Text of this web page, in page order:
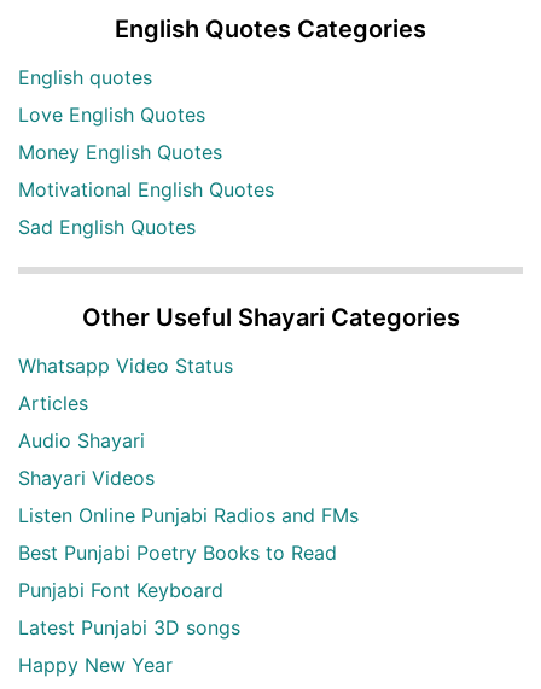
English Quotes Categories
English quotes
Love English Quotes
Money English Quotes
Motivational English Quotes
Sad English Quotes
Other Useful Shayari Categories
Whatsapp Video Status
Articles
Audio Shayari
Shayari Videos
Listen Online Punjabi Radios and FMs
Best Punjabi Poetry Books to Read
Punjabi Font Keyboard
Latest Punjabi 3D songs
Happy New Year